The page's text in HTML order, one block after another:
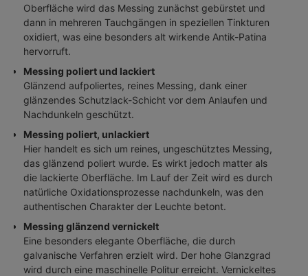
Oberfläche wird das Messing zunächst gebürstet und
dann in mehreren Tauchgängen in speziellen Tinkturen
oxidiert, was eine besonders alt wirkende Antik-Patina
hervorruft.
Messing poliert und lackiert
Glänzend aufpoliertes, reines Messing, dank einer
glänzendes Schutzlack-Schicht vor dem Anlaufen und
Nachdunkeln geschützt.
Messing poliert, unlackiert
Hier handelt es sich um reines, ungeschütztes Messing,
das glänzend poliert wurde. Es wirkt jedoch matter als
die lackierte Oberfläche. Im Lauf der Zeit wird es durch
natürliche Oxidationsprozesse nachdunkeln, was den
authentischen Charakter der Leuchte betont.
Messing glänzend vernickelt
Eine besonders elegante Oberfläche, die durch
galvanische Verfahren erzielt wird. Der hohe Glanzgrad
wird durch eine maschinelle Politur erreicht. Vernickeltes